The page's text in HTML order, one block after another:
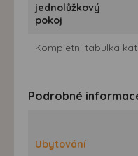
jednolůžkový
pokoj
Kompletní tabulka
Podrobné
Ubytování